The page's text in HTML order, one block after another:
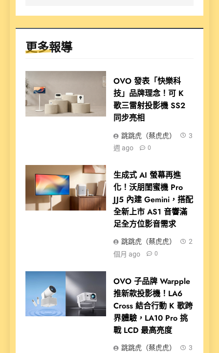
更多報導
OVO 發表「快樂科
技」品牌理念！可 K
歌三雷射投影機 SS2
同步亮相
跳跳虎（蔡虎虎）
3
週 ago
0
生成式 AI 螢幕再進
化！沃朋閨蜜機 Pro
JJ5 內建 Gemini，搭配
全新上市 AS1 音響滿
足全方位影音需求
跳跳虎（蔡虎虎）
2
個月 ago
0
OVO 子品牌 Warpple
推新款投影機！LA6
Cross 結合行動 K 歌跨
界體驗，LA10 Pro 挑
戰 LCD 最高亮度
跳跳虎（蔡虎虎） 3